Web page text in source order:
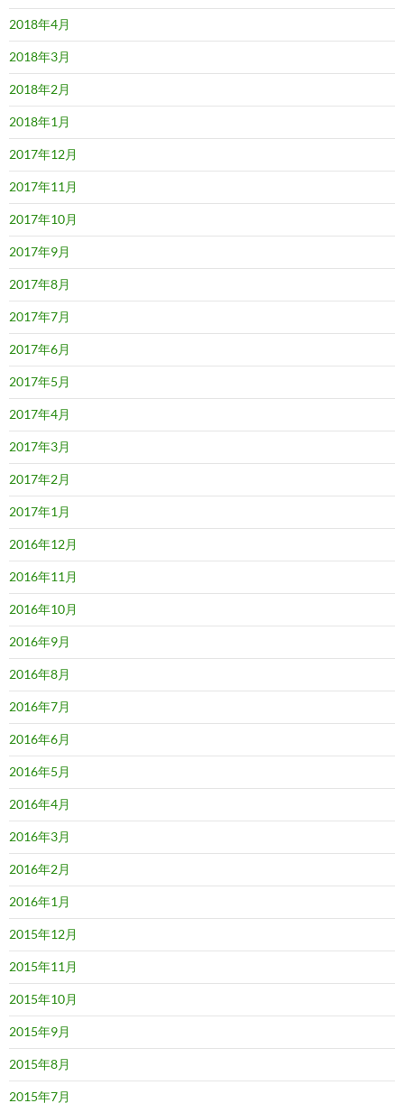
2018年4月
2018年3月
2018年2月
2018年1月
2017年12月
2017年11月
2017年10月
2017年9月
2017年8月
2017年7月
2017年6月
2017年5月
2017年4月
2017年3月
2017年2月
2017年1月
2016年12月
2016年11月
2016年10月
2016年9月
2016年8月
2016年7月
2016年6月
2016年5月
2016年4月
2016年3月
2016年2月
2016年1月
2015年12月
2015年11月
2015年10月
2015年9月
2015年8月
2015年7月